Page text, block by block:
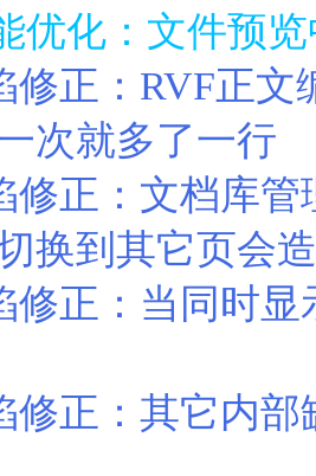
优化：文件预
修正：RVF正文
次就多了一行
修正：文档库
换到其它页会
修正：当同时
修正：其它内部